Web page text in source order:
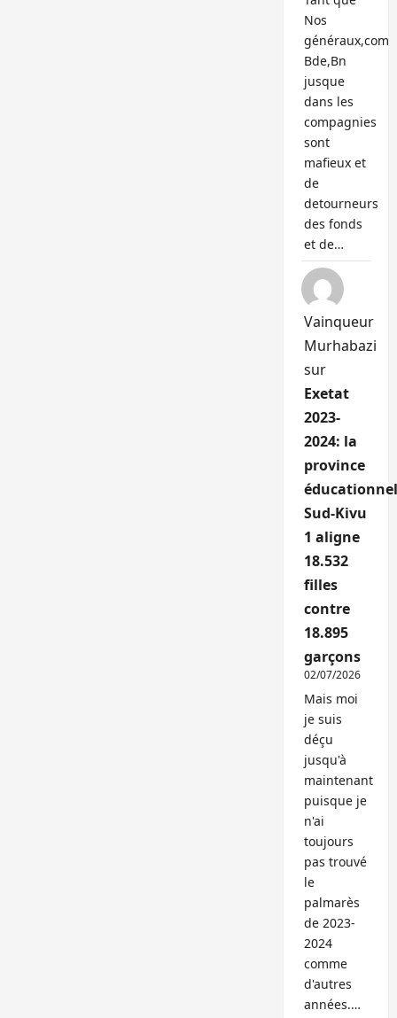
Nos
généraux,com
Bde,Bn
jusque
dans les
compagnies
sont
mafieux et
de
detourneurs
des fonds
et de…
Vainqueur
Murhabazi
sur
Exetat
2023-
2024: la
province
Sud-Kivu
1 aligne
18.532
filles
contre
18.895
garçons
02/07/2026
Mais moi
je suis
déçu
jusqu'à
maintenant
puisque je
n'ai
toujours
pas trouvé
le
palmarès
de 2023-
2024
comme
d'autres
années.…